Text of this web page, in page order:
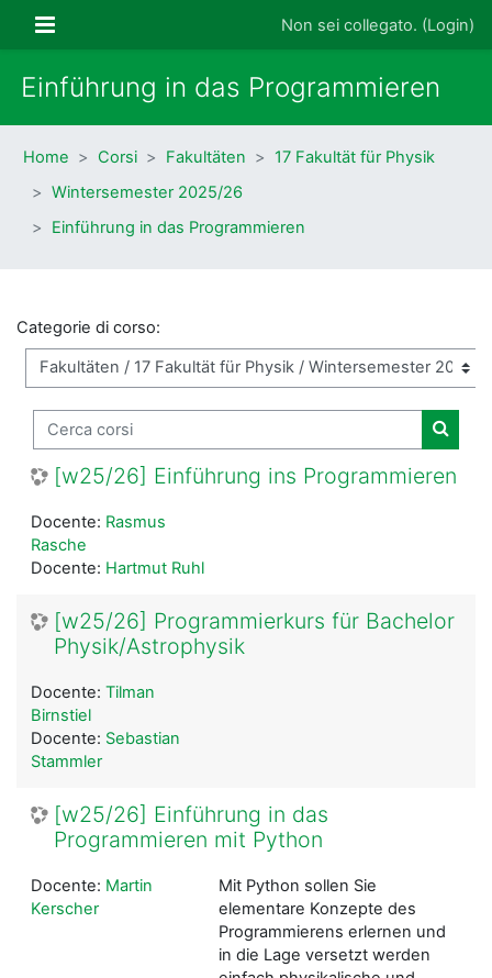
Pannello laterale Non sei collegato. (Login)
Einführung in das Programmieren
Home Corsi Fakultäten
17 Fakultät für Physik
Wintersemester 2025/26
Einführung in das Programmieren
Categorie di corso:
Cerca corsi
Cerca
[w25/26] Einführung ins Programmieren
Docente: Rasmus
Rasche
Docente: Hartmut Ruhl
[w25/26] Programmierkurs für Bachelor
Physik/Astrophysik
Docente: Tilman
Birnstiel
Docente: Sebastian
Stammler
[w25/26] Einführung in das
Programmieren mit Python
Mit Python sollen Sie
elementare Konzepte des
Programmierens erlernen und
in die Lage versetzt werden
Docente: Martin
Kerscher